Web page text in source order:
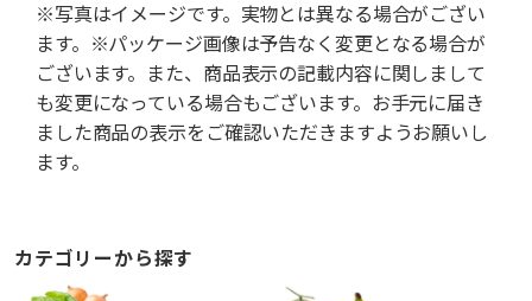
※写真はイメージです。実物とは異なる場合がござい
ます。※パッケージ画像は予告なく変更となる場合が
ございます。また、商品表示の記載内容に関しまして
も変更になっている場合もございます。お手元に届き
ました商品の表示をご確認いただきますようお願いし
ます。
カテゴリーから探す